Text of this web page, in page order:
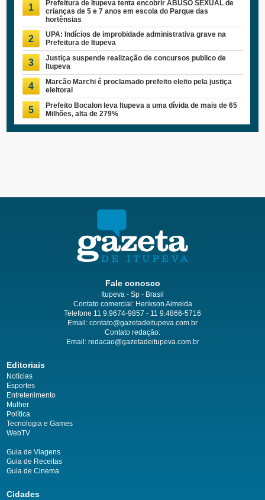
1
Prefeitura de Itupeva tenta encobrir ABUSO SEXUAL de
crianças de 5 e 7 anos em escola do Parque das
hortênsias
2
UPA: Indícios de improbidade administrativa grave na
Prefeitura de Itupeva
3
Justiça suspende realização de concursos publico de
Itupeva
4
Marcão Marchi é proclamado prefeito eleito pela justiça
eleitoral
5
Prefeito Bocalon leva Itupeva a uma dívida de mais de 65
Milhões, alta de 279%
Fale conosco
Itupeva - Sp - Brasil
Contato comercial: Herikson Almeida
Telefone 11 9.9674-9857 - 11 9.4866-5716
Email: contato@gazetadeitupeva.com.br
Contato redação:
Email: redacao@gazetadeitupeva.com.br
Editoriais
Notícias
Esportes
Entretenimento
Mulher
Política
Tecnologia e Games
WebTV
Guia de Viagens
Guia de Receitas
Guia de Cinema
Cidades